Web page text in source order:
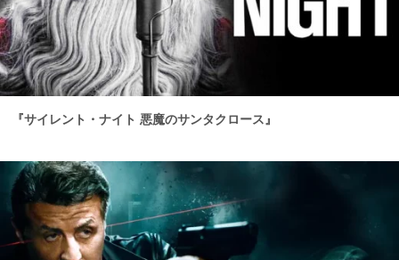
『サイレント・ナイト 悪魔のサンタクロース』